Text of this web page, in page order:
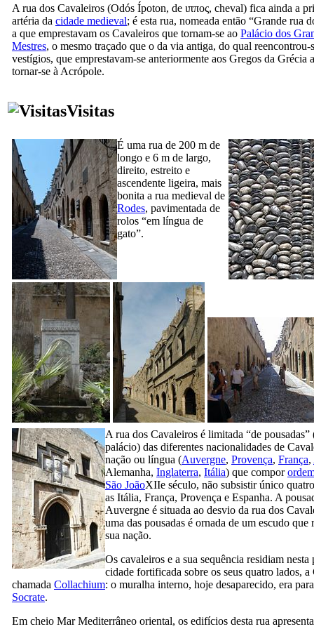
A rua dos Cavaleiros (Odós Ípoton, de ιππος, cheval) fica ainda a
artéria da cidade medieval; é esta rua, nomeada então “Grande rua
a que emprestavam os Cavaleiros que tornam-se ao Palácio dos
Mestres, o mesmo traçado que o da via antiga, do qual reencontrou-
vestígios, que emprestavam-se anteriormente aos Gregos da Grécia
tornar-se à Acrópole.
Visitas
É uma rua de 200 m de
longo e 6 m de largo,
direito, estreito e
ascendente ligeira, mais
bonita a rua medieval de
Rodes, pavimentada de
rolos “em língua de
gato”.
A rua dos Cavaleiros é limitada “de pousadas”
palácio) das diferentes nacionalidades de
nação ou língua (Auvergne, Provença, França,
Alemanha, Inglaterra, Itália) que compor
São JoãoXIIe século, não subsistir único
as Itália, França, Provença e Espanha. A
Auvergne é situada ao desvio da rua dos
uma das pousadas é ornada de um escudo que
sua nação.
Os cavaleiros e a sua sequência residiam nesta
cidade fortificada sobre os seus quatro lados, a
chamada Collachium: o muralha interno, hoje desaparecido, era
Socrate.
Em cheio Mar Mediterrâneo oriental, os edifícios desta rua